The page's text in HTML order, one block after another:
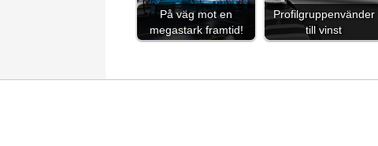
På väg mot en
megastark framtid!
Profilgruppenvänder
till vinst